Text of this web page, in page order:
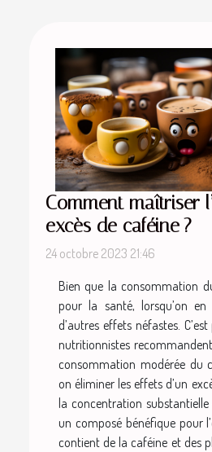
Comment maîtriser
excès de caféine ?
24 octobre 2023 21:46
Bien que la consommation
pour la santé, lorsqu’on
d’autres effets néfastes.
nutritionnistes
consommation modérée du
on éliminer les effets d’un
la concentration
un composé bénéfique pour
contient de la caféine et des